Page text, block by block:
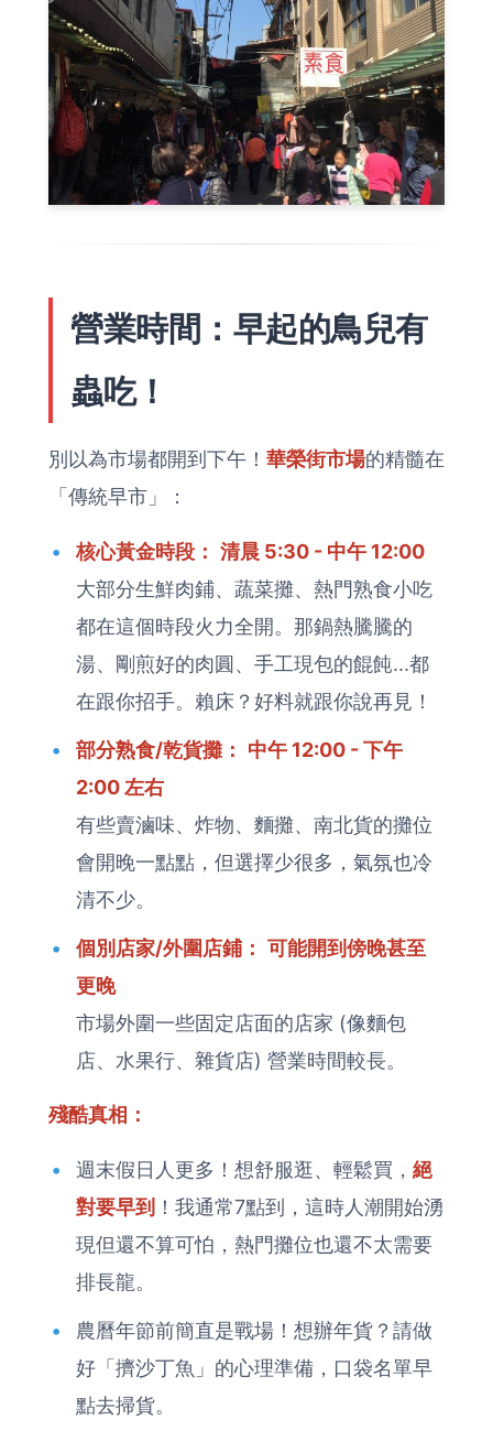
營業時間：早起的鳥兒有
蟲吃！
別以為市場都開到下午！ 華榮街市場的精髓在
「傳統早市」：
核心黃金時段： 清晨 5:30 - 中午 12:00
大部分生鮮肉鋪、蔬菜攤、熱門熟食小吃
都在這個時段火力全開。那鍋熱騰騰的
湯、剛煎好的肉圓、手工現包的餛飩...都
在跟你招手。賴床？好料就跟你說再見！
部分熟食/乾貨攤：
中午 12:00 - 下午
2:00 左右
有些賣滷味、炸物、麵攤、南北貨的攤位
會開晚一點點，但選擇少很多，氣氛也冷
清不少。
個別店家/外圍店鋪： 可能開到傍晚甚至
更晚
市場外圍一些固定店面的店家 (像麵包
店、水果行、雜貨店) 營業時間較長。
殘酷真相：
週末假日人更多！想舒服逛、輕鬆買， 絕
對要早到 ！我通常7點到，這時人潮開始湧
現但還不算可怕，熱門攤位也還不太需要
排長龍。
農曆年節前簡直是戰場！想辦年貨？請做
好「擠沙丁魚」的心理準備，口袋名單早
點去掃貨。